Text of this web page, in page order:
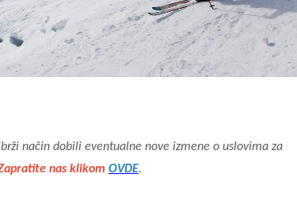
način dobili eventualne nove izmene o uslovima za
nas klikom OVDE.